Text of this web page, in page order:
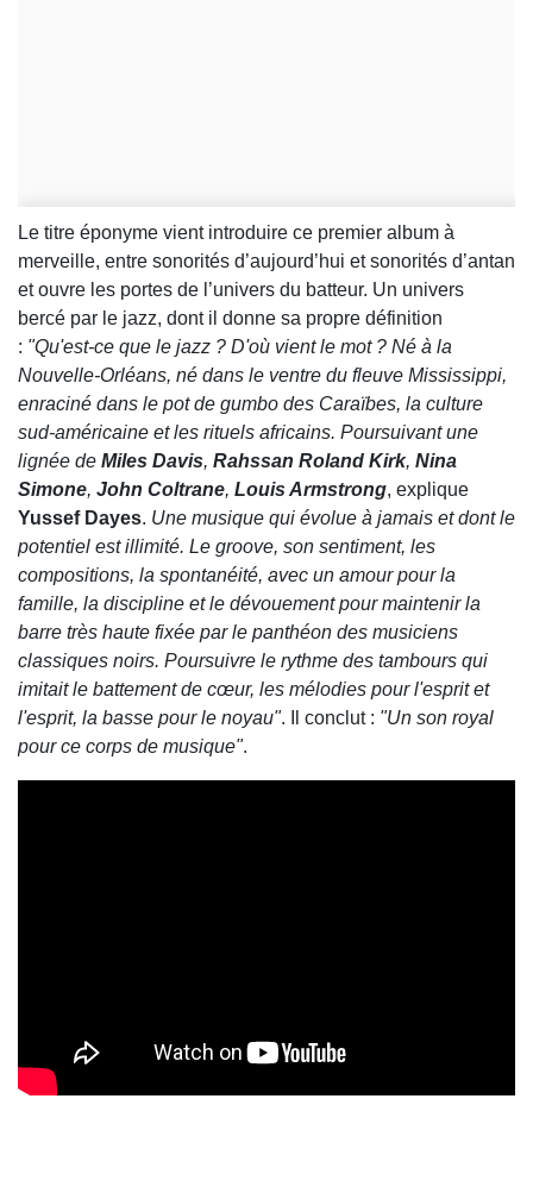
Le titre éponyme vient introduire ce premier album à
merveille, entre sonorités d’aujourd’hui et sonorités d’antan
et ouvre les portes de l’univers du batteur. Un univers
bercé par le jazz, dont il donne sa propre définition
: "Qu'est-ce que le jazz ? D'où vient le mot ? Né à la
Nouvelle-Orléans, né dans le ventre du fleuve Mississippi,
enraciné dans le pot de gumbo des Caraïbes, la culture
sud-américaine et les rituels africains. Poursuivant une
lignée de Miles Davis, Rahssan Roland Kirk, Nina
Simone, John Coltrane, Louis Armstrong, explique
Yussef Dayes. Une musique qui évolue à jamais et dont le
potentiel est illimité. Le groove, son sentiment, les
compositions, la spontanéité, avec un amour pour la
famille, la discipline et le dévouement pour maintenir la
barre très haute fixée par le panthéon des musiciens
classiques noirs. Poursuivre le rythme des tambours qui
imitait le battement de cœur, les mélodies pour l'esprit et
l'esprit, la basse pour le noyau". Il conclut : "Un son royal
pour ce corps de musique".